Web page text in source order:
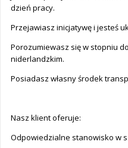
dzień pracy.
Przejawiasz inicjatywę i jesteś
Porozumiewasz się w stopniu
niderlandzkim.
Posiadasz własny środek
Nasz klient oferuje:
Odpowiedzialne stanowisko w